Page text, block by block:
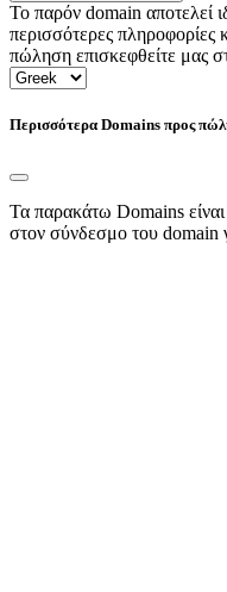
Το παρόν domain αποτελεί
περισσότερες πληροφορίες
πώληση επισκεφθείτε μας
Περισσότερα Domains προς
Τα παρακάτω Domains
στον σύνδεσμο του domain